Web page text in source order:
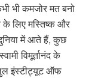
भी कमजोर मत बनो
लिए मस्तिष्क और
में आते हैं, कुछ
विमूर्तानंद के
इंस्टीट्यूट ऑफ